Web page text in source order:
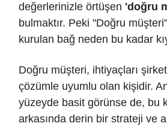
değerlerinizle örtüşen 'doğru
bulmaktır. Peki "Doğru
kurulan bağ neden bu kadar
Doğru müşteri, ihtiyaçları
çözümle uyumlu olan kişidir.
yüzeyde basit görünse de, bu
arkasında derin bir strateji ve